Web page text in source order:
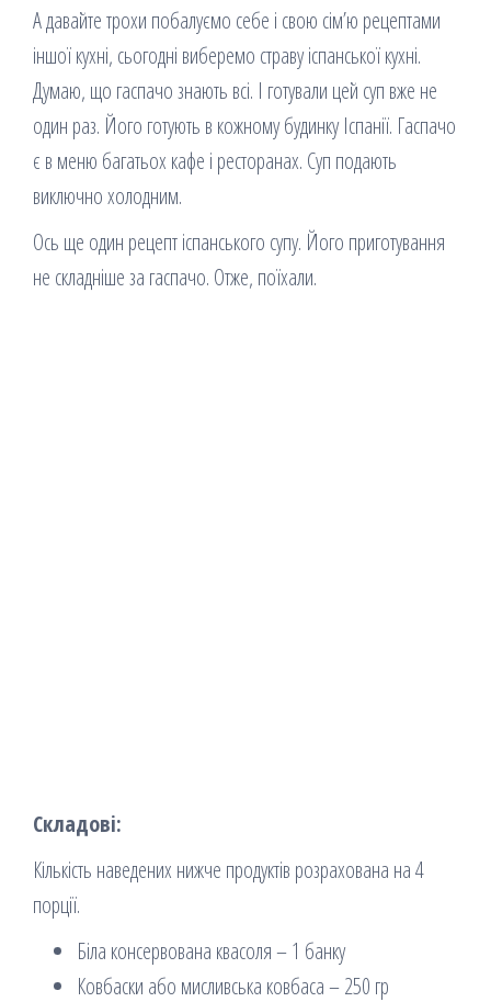
А давайте трохи побалуємо себе і свою сім’ю рецептами
іншої кухні, сьогодні виберемо страву іспанської кухні.
Думаю, що гаспачо знають всі. І готували цей суп вже не
один раз. Його готують в кожному будинку Іспанії. Гаспачо
є в меню багатьох кафе і ресторанах. Суп подають
виключно холодним.
Ось ще один рецепт іспанського супу. Його приготування
не складніше за гаспачо. Отже, поїхали.
Складові:
Кількість наведених нижче продуктів розрахована на 4
порції.
Біла консервована квасоля – 1 банку
Ковбаски або мисливська ковбаса – 250 гр